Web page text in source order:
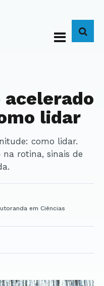
acelerado
lidar
rotina, sinais de
em Ciências